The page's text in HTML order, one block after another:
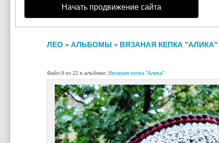
Начать продвижение сайта
ЛЕО » АЛЬБОМЫ » ВЯЗАНАЯ КЕПКА "АЛИКА"
Файл 8 из 22 в альбоме: Вязаная кепка "Алика"